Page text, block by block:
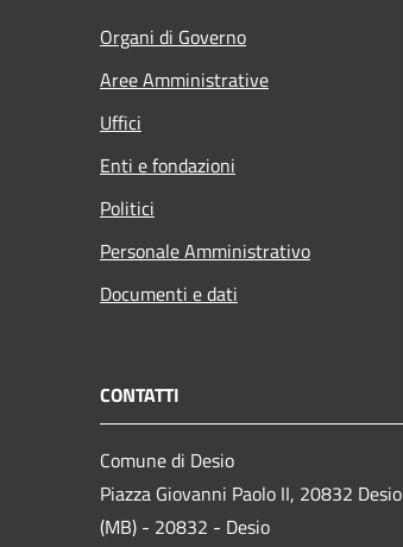
Organi di Governo
Aree Amministrative
Uffici
Enti e fondazioni
Politici
Personale Amministrativo
Documenti e dati
CONTATTI
Comune di Desio
Piazza Giovanni Paolo II, 20832 Desio
(MB) - 20832 - Desio